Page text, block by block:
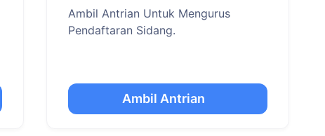
Ambil Antrian Untuk Mengurus
Pendaftaran Sidang.
Ambil Antrian